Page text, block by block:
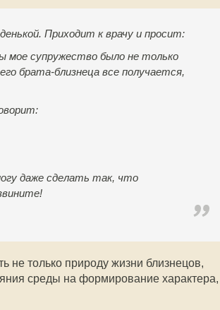
Приходит к врачу и просит:
супружество было не только
брата-близнеца все получается,
даже сделать так, что
не только природу жизни близнецов,
среды на формирование характера,